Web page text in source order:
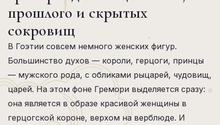
прошлого и скрытых
сокровищ
В Гоэтии совсем немного женских фигур.
Большинство духов — короли, герцоги, принцы
— мужского рода, с обликами рыцарей, чудовищ,
царей. На этом фоне Гремори выделяется сразу:
она является в образе красивой женщины в
герцогской короне, верхом на верблюде. И